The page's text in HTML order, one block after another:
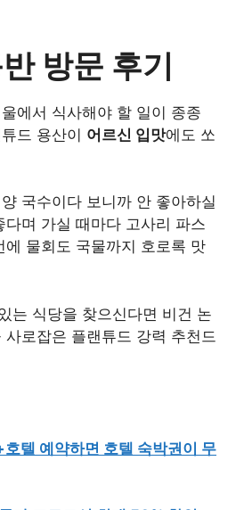
방문 후기
에서 식사해야 할 일이 종종
드 용산이 어르신 입맛에도 쏘
국수이다 보니까 안 좋아하실
다며 가실 때마다 고사리 파스
에 물회도 국물까지 호로록 맛
는 식당을 찾으신다면 비건 논
로잡은 플랜튜드 강력 추천드
텔 예약하면 호텔 숙박권이 무